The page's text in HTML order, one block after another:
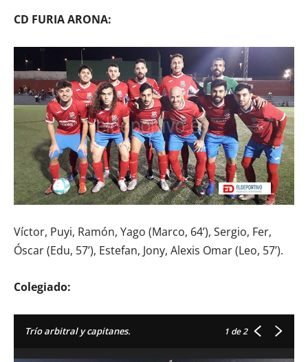
CD FURIA ARONA:
Víctor, Puyi, Ramón, Yago (Marco, 64’), Sergio, Fer,
Óscar (Edu, 57’), Estefan, Jony, Alexis Omar (Leo, 57’).
Colegiado:
Trío arbitral y capitanes. 1 de 2